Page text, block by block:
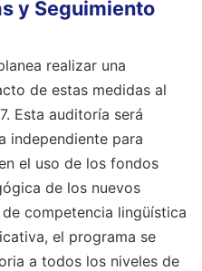
y Seguimiento
realizar una
de estas medidas al
Esta auditoría será
independiente para
el uso de los fondos
de los nuevos
competencia lingüística
el programa se
a todos los niveles de